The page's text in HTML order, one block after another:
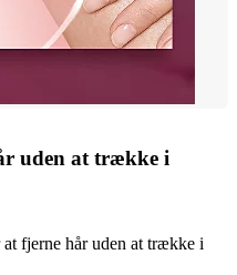
uden at trække i
fjerne hår uden at trække i